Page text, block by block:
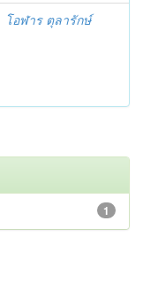
โอฬาร ตุลารักษ์
1